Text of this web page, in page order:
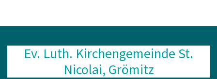
Ev. Luth. Kirchengemeinde St.
Nicolai, Grömitz